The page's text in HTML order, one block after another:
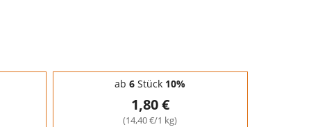
ab 6 Stück 10%
1,80 €
(14,40 €/1 kg)